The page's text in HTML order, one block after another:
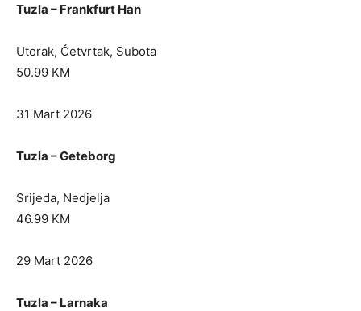
Tuzla – Frankfurt Han
Utorak, Četvrtak, Subota
50.99 KM
31 Mart 2026
Tuzla – Geteborg
Srijeda, Nedjelja
46.99 KM
29 Mart 2026
Tuzla – Larnaka